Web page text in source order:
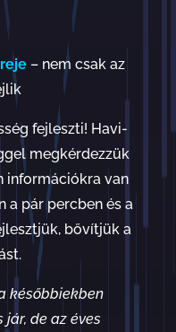
– nem csak az
fejleszti! Havi-
megkérdezzük
információkra van
a pár percben és a
bővítjük a
későbbiekben
jár, de az éves